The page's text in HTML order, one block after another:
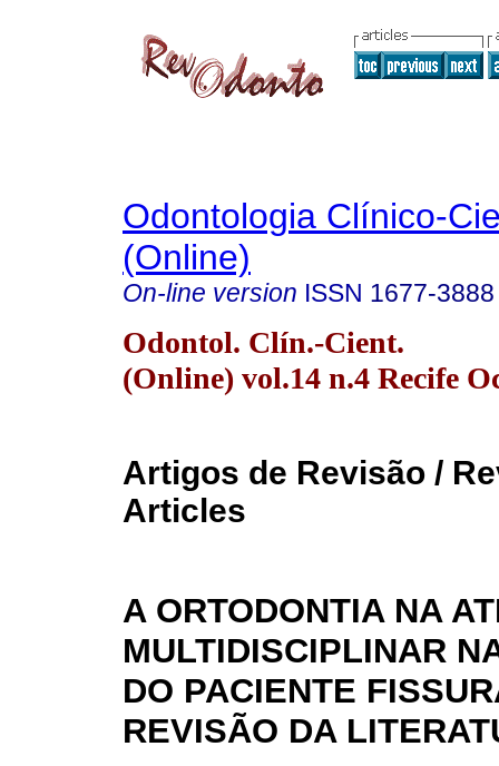
Odontologia Clínico-
(Online)
On-line version ISSN 1677-3888
Odontol. Clín.-Cient.
(Online) vol.14 n.4 Recife
Artigos de Revisão /
Articles
A ORTODONTIA NA
MULTIDISCIPLINAR
DO PACIENTE
REVISÃO DA